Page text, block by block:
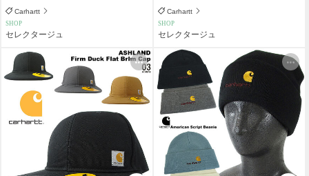
Carhartt
SHOP
セレクタージュ
Carhartt
SHOP
セレクタージュ